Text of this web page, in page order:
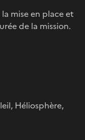
mise en place et
de la mission.
Héliosphère,